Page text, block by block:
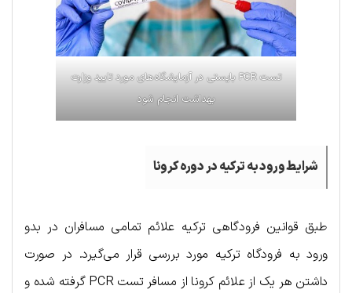
تست PCR بایستی در آزمایشگاه‌های مورد تایید وزارت
بهداشت انجام شود
شرایط ورود به ترکیه در دوره کرونا
طبق قوانین فرودگاهی ترکیه علائم تمامی مسافران در بدو
ورود به فرودگاه ترکیه مورد بررسی قرار می‌گیرد. در صورت
داشتن هر یک از علائم کرونا از مسافر تست PCR گرفته شده و